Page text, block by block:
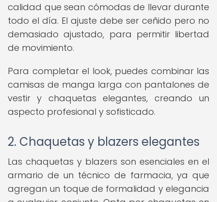
calidad que sean cómodas de llevar durante
todo el día. El ajuste debe ser ceñido pero no
demasiado ajustado, para permitir libertad
de movimiento.
Para completar el look, puedes combinar las
camisas de manga larga con pantalones de
vestir y chaquetas elegantes, creando un
aspecto profesional y sofisticado.
2. Chaquetas y blazers elegantes
Las chaquetas y blazers son esenciales en el
armario de un técnico de farmacia, ya que
agregan un toque de formalidad y elegancia